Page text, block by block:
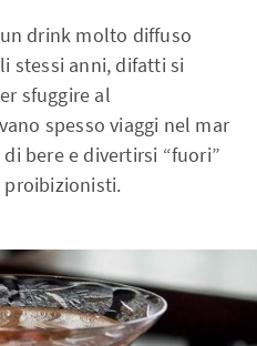
drink molto diffuso
stessi anni, difatti si
sfuggire al
spesso viaggi nel mar
bere e divertirsi “fuori”